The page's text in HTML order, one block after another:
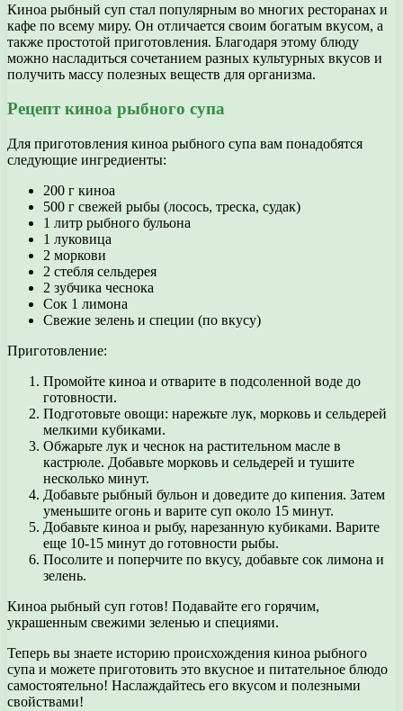
Киноа рыбный суп стал популярным во многих ресторанах и
кафе по всему миру. Он отличается своим богатым вкусом, а
также простотой приготовления. Благодаря этому блюду
можно насладиться сочетанием разных культурных вкусов и
получить массу полезных веществ для организма.
Рецепт киноа рыбного супа
Для приготовления киноа рыбного супа вам понадобятся
следующие ингредиенты:
200 г киноа
500 г свежей рыбы (лосось, треска, судак)
1 литр рыбного бульона
1 луковица
2 моркови
2 стебля сельдерея
2 зубчика чеснока
Сок 1 лимона
Свежие зелень и специи (по вкусу)
Приготовление:
Промойте киноа и отварите в подсоленной воде до
готовности.
Подготовьте овощи: нарежьте лук, морковь и сельдерей
мелкими кубиками.
Обжарьте лук и чеснок на растительном масле в
кастрюле. Добавьте морковь и сельдерей и тушите
несколько минут.
Добавьте рыбный бульон и доведите до кипения. Затем
уменьшите огонь и варите суп около 15 минут.
Добавьте киноа и рыбу, нарезанную кубиками. Варите
еще 10-15 минут до готовности рыбы.
Посолите и поперчите по вкусу, добавьте сок лимона и
зелень.
Киноа рыбный суп готов! Подавайте его горячим,
украшенным свежими зеленью и специями.
Теперь вы знаете историю происхождения киноа рыбного
супа и можете приготовить это вкусное и питательное блюдо
самостоятельно! Наслаждайтесь его вкусом и полезными
свойствами!